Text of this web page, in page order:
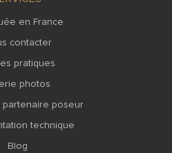
en France
contacter
pratiques
photos
partenaire poseur
technique
Blog